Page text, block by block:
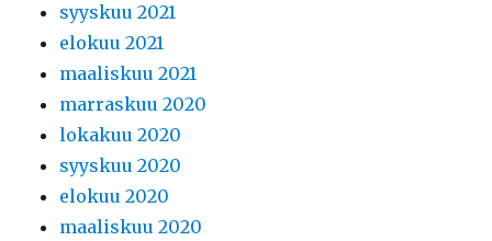
syyskuu 2021
elokuu 2021
maaliskuu 2021
marraskuu 2020
lokakuu 2020
syyskuu 2020
elokuu 2020
maaliskuu 2020